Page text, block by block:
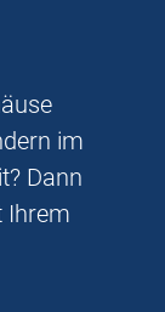
im
Dann
Ihrem